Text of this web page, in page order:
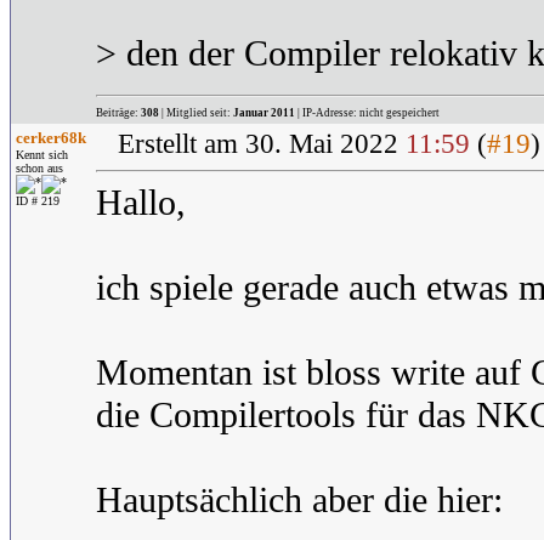
> den der Compiler relokativ
Beiträge: 308 | Mitglied seit: Januar 2011 | IP-Adresse: nicht gespeichert
cerker68k
Kennt sich
schon aus
ID # 219
Erstellt am 30. Mai 2022 11:59 (#19
Hallo,
ich spiele gerade auch etwas
Momentan ist bloss write auf
die Compilertools für das
Hauptsächlich aber die hier: